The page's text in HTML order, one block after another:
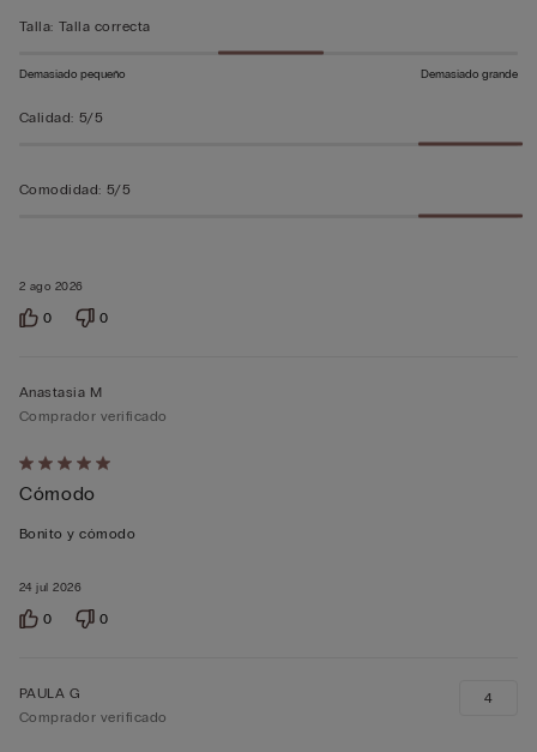
2 ago 2026
Talla: Talla correcta
Demasiado pequeño Demasiado grande
Calidad: 5/5
Comodidad: 5/5
0 0
Calificación
de
5
5
24 jul 2026
Anastasia M
Comprador verificado
Cómodo
Bonito y cómodo
0 0
PAULA G
Comprador verificado
4